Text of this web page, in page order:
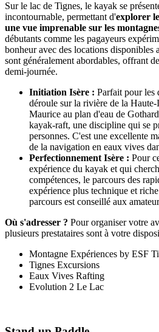
Sur le lac de Tignes, le kayak se
incontournable, permettant d'explorer
une vue imprenable sur les
débutants comme les pagayeurs
bonheur avec des locations disponibles
sont généralement abordables, offrant
demi-journée.
Initiation Isère : Parfait pour les
déroule sur la rivière de la
Maurice au plan d'eau de
kayak-raft, une discipline qui se
personnes. C'est une excellente
de la navigation en eaux vives
Perfectionnement Isère : Pour
expérience du kayak et qui
compétences, le parcours des
expérience plus technique et
parcours est conseillé aux
Où s'adresser ? Pour organiser votre
plusieurs prestataires sont à votre
Montagne Expériences by ESF
Tignes Excursions
Eaux Vives Rafting
Evolution 2 Le Lac